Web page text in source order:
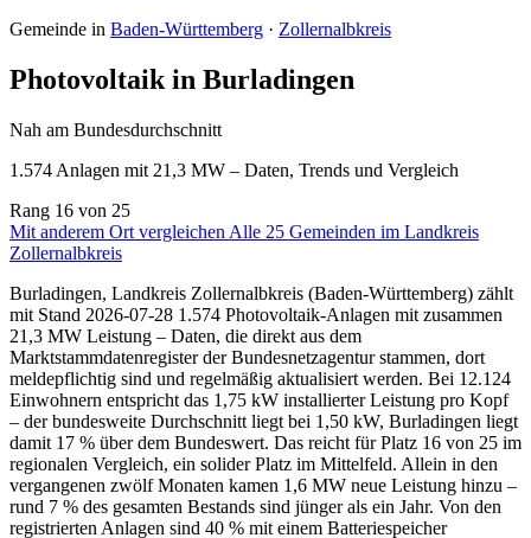
Gemeinde in Baden-Württemberg · Zollernalbkreis
Photovoltaik in Burladingen
Nah am Bundesdurchschnitt
1.574 Anlagen mit 21,3 MW – Daten, Trends und Vergleich
Rang 16 von 25
Mit anderem Ort vergleichen Alle 25 Gemeinden im Landkreis
Zollernalbkreis
Burladingen, Landkreis Zollernalbkreis (Baden-Württemberg) zählt
mit Stand 2026-07-28 1.574 Photovoltaik-Anlagen mit zusammen
21,3 MW Leistung – Daten, die direkt aus dem
Marktstammdatenregister der Bundesnetzagentur stammen, dort
meldepflichtig sind und regelmäßig aktualisiert werden. Bei 12.124
Einwohnern entspricht das 1,75 kW installierter Leistung pro Kopf
– der bundesweite Durchschnitt liegt bei 1,50 kW, Burladingen liegt
damit 17 % über dem Bundeswert. Das reicht für Platz 16 von 25 im
regionalen Vergleich, ein solider Platz im Mittelfeld. Allein in den
vergangenen zwölf Monaten kamen 1,6 MW neue Leistung hinzu –
rund 7 % des gesamten Bestands sind jünger als ein Jahr. Von den
registrierten Anlagen sind 40 % mit einem Batteriespeicher